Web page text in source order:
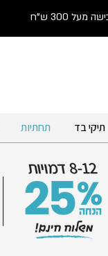
300 ש"ח
תיקי בד תחתיות